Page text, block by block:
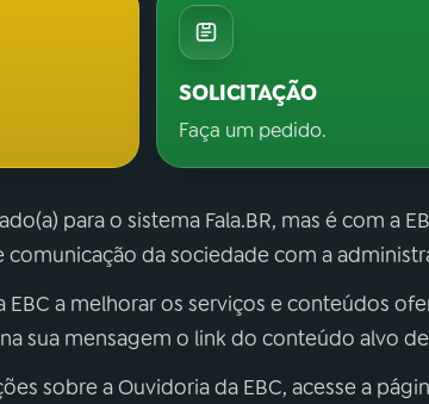
SOLICITAÇÃO
Faça um pedido.
para o sistema Fala.BR, mas é com a
comunicação da sociedade com a
EBC a melhorar os serviços e conteúdos
sua mensagem o link do conteúdo alvo
sobre a Ouvidoria da EBC, acesse a